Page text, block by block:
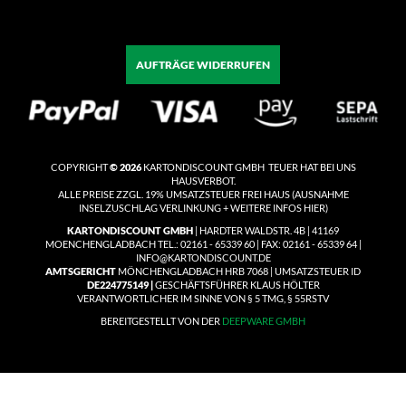
AUFTRÄGE WIDERRUFEN
COPYRIGHT© 2026KARTONDISCOUNT GMBH TEUER HAT BEI UNS
HAUSVERBOT.
ALLE PREISE ZZGL. 19% UMSATZSTEUER FREI HAUS(AUSNAHME
INSELZUSCHLAG VERLINKUNG + WEITERE INFOS HIER)
KARTONDISCOUNT GMBH | HARDTER WALDSTR. 4B | 41169
MOENCHENGLADBACH TEL.: 02161 - 65339 60 | FAX: 02161 - 65339 64 |
INFO@KARTONDISCOUNT.DE
AMTSGERICHT MÖNCHENGLADBACH HRB 7068 | UMSATZSTEUER ID
DE224775149 |GESCHÄFTSFÜHRER KLAUS HÖLTER
VERANTWORTLICHER IM SINNE VON § 5 TMG, § 55RSTV
BEREITGESTELLT VON DER DEEPWARE GMBH